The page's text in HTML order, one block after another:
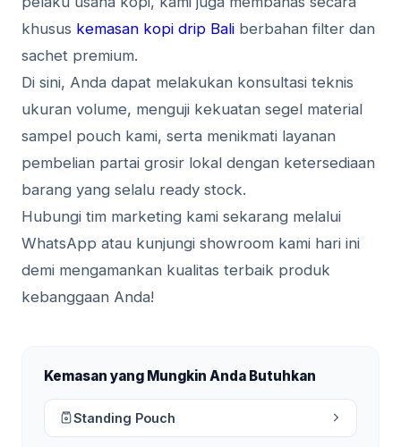
khusus kemasan kopi drip Bali berbahan filter dan
sachet premium.
Di sini, Anda dapat melakukan konsultasi teknis
ukuran volume, menguji kekuatan segel material
sampel pouch kami, serta menikmati layanan
pembelian partai grosir lokal dengan ketersediaan
barang yang selalu ready stock.
Hubungi tim marketing kami sekarang melalui
WhatsApp atau kunjungi showroom kami hari ini
demi mengamankan kualitas terbaik produk
kebanggaan Anda!
Kemasan yang Mungkin Anda Butuhkan
Standing Pouch